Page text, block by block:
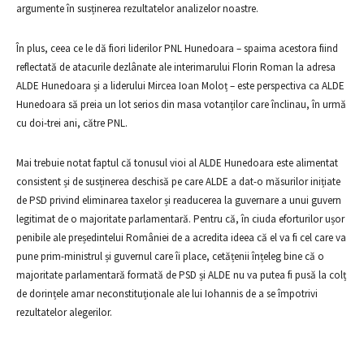
argumente în susținerea rezultatelor analizelor noastre.
În plus, ceea ce le dă fiori liderilor PNL Hunedoara – spaima acestora fiind
reflectată de atacurile dezlânate ale interimarului Florin Roman la adresa
ALDE Hunedoara și a liderului Mircea Ioan Moloț – este perspectiva ca ALDE
Hunedoara să preia un lot serios din masa votanților care înclinau, în urmă
cu doi-trei ani, către PNL.
Mai trebuie notat faptul că tonusul vioi al ALDE Hunedoara este alimentat
consistent și de susținerea deschisă pe care ALDE a dat-o măsurilor inițiate
de PSD privind eliminarea taxelor și readucerea la guvernare a unui guvern
legitimat de o majoritate parlamentară. Pentru că, în ciuda eforturilor ușor
penibile ale președintelui României de a acredita ideea că el va fi cel care va
pune prim-ministrul și guvernul care îi place, cetățenii înțeleg bine că o
majoritate parlamentară formată de PSD și ALDE nu va putea fi pusă la colț
de dorințele amar neconstituționale ale lui Iohannis de a se împotrivi
rezultatelor alegerilor.